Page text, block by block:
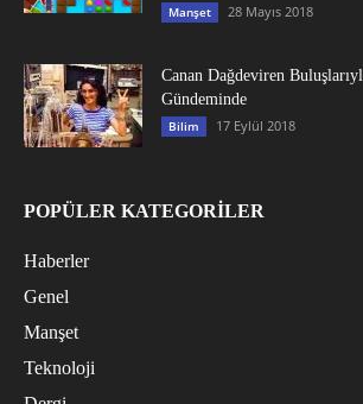
Manşet 28 Mayıs 2018
Canan Dağdeviren
Gündeminde
Bilim 17 Eylül 2018
POPÜLER KATEGORİLER
Haberler
Genel
Manşet
Teknoloji